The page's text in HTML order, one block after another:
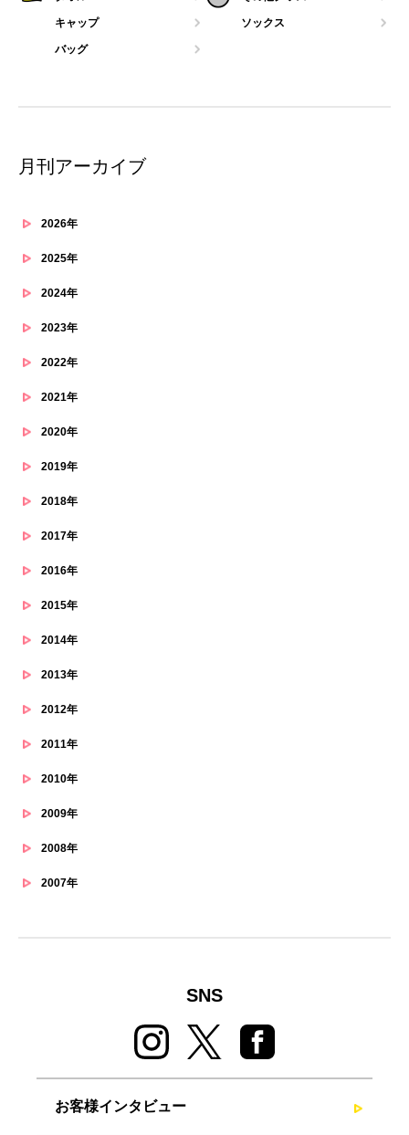
キャップ ソックス
バッグ
月刊アーカイブ
2026年
2025年
2024年
2023年
2022年
2021年
2020年
2019年
2018年
2017年
2016年
2015年
2014年
2013年
2012年
2011年
2010年
2009年
2008年
2007年
SNS
お客様インタビュー